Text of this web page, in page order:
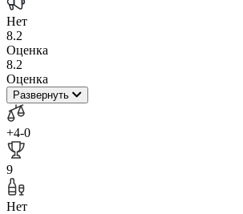
Нет
8.2
Оценка
8.2
Оценка
Развернуть
+4-0
9
Нет